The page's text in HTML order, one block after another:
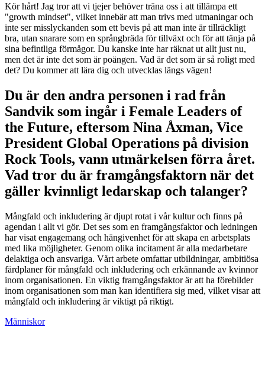
Kör hårt! Jag tror att vi tjejer behöver träna oss i att tillämpa ett
"growth mindset", vilket innebär att man trivs med utmaningar och
inte ser misslyckanden som ett bevis på att man inte är tillräckligt
bra, utan snarare som en språngbräda för tillväxt och för att tänja på
sina befintliga förmågor. Du kanske inte har räknat ut allt just nu,
men det är inte det som är poängen. Vad är det som är så roligt med
det? Du kommer att lära dig och utvecklas längs vägen!
Du är den andra personen i rad från
Sandvik som ingår i Female Leaders of
the Future, eftersom Nina Åxman, Vice
President Global Operations på division
Rock Tools, vann utmärkelsen förra året.
Vad tror du är framgångsfaktorn när det
gäller kvinnligt ledarskap och talanger?
Mångfald och inkludering är djupt rotat i vår kultur och finns på
agendan i allt vi gör. Det ses som en framgångsfaktor och ledningen
har visat engagemang och hängivenhet för att skapa en arbetsplats
med lika möjligheter. Genom olika incitament är alla medarbetare
delaktiga och ansvariga. Vårt arbete omfattar utbildningar, ambitiösa
färdplaner för mångfald och inkludering och erkännande av kvinnor
inom organisationen. En viktig framgångsfaktor är att ha förebilder
inom organisationen som man kan identifiera sig med, vilket visar att
mångfald och inkludering är viktigt på riktigt.
Människor